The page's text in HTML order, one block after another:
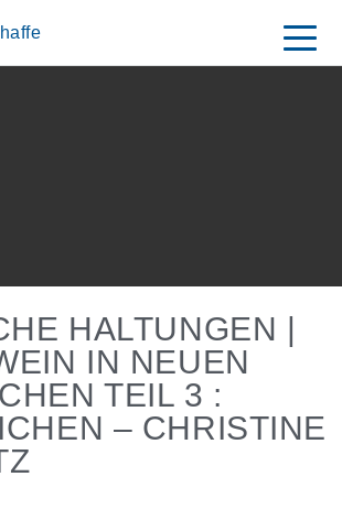
HALTUNGEN |
IN NEUEN
TEIL 3 :
– CHRISTINE